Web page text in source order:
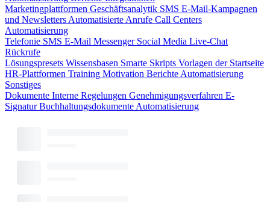
Marketingplattformen Geschäftsanalytik SMS E-Mail-Kampagnen
und Newsletters Automatisierte Anrufe Call Centers
Automatisierung
Telefonie SMS E-Mail Messenger Social Media Live-Chat
Rückrufe
Lösungspresets Wissensbasen Smarte Skripts Vorlagen der Startseite
HR-Plattformen Training Motivation Berichte Automatisierung
Sonstiges
Dokumente Interne Regelungen Genehmigungsverfahren E-
Signatur Buchhaltungsdokumente Automatisierung